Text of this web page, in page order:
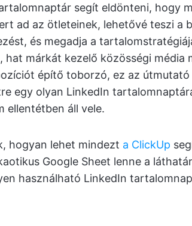
segít eldönteni, hogy
ad az ötleteinek, lehetővé teszi a
és megadja a
hat márkát kezelő közösségi média
építő toborzó, ez az
egy olyan LinkedIn
ellentétben áll vele.
hogyan lehet mindezt a ClickUp
Google Sheet lenne a
használható LinkedIn